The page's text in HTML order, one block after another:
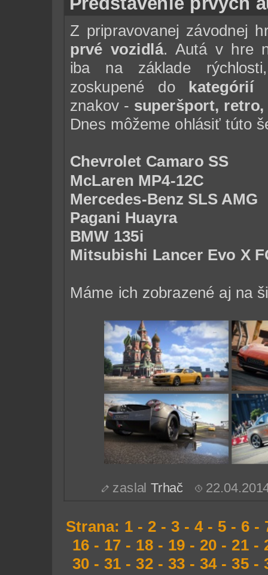
Z pripravovanej závodnej
prvé vozidlá. Autá v hre
iba na základe
zoskupené do kategórií
znakov - superšport,
Dnes môžeme ohlásiť túto
Chevrolet Camaro SS
McLaren MP4-12C
Mercedes-Benz SLS AMG
Pagani Huayra
BMW 135i
Mitsubishi Lancer Evo X
Máme ich zobrazené aj na
zaslalTrhač
Strana: 1 - 2 - 3 - 4- 5 - 6 -
16 - 17 - 18 - 19 - 20 - 21-
30 -31 -32 - 33 - 34-35-